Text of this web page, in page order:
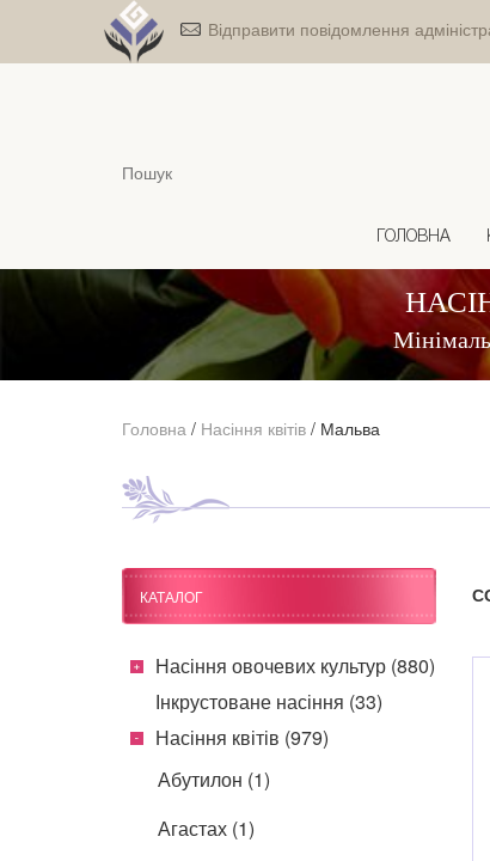
Відправити повідомлення
ГОЛОВНА
Головна / Насіння квітів / Мальва
КАТАЛОГ
Насіння овочевих культур (880)
Інкрустоване насіння (33)
Насіння квітів (979)
Абутилон (1)
Агастах (1)